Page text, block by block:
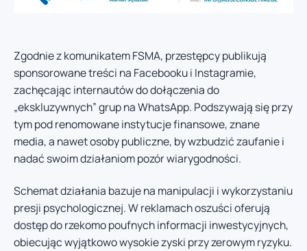
Zgodnie z komunikatem FSMA, przestępcy publikują
sponsorowane treści na Facebooku i Instagramie,
zachęcając internautów do dołączenia do
„ekskluzywnych” grup na WhatsApp. Podszywają się przy
tym pod renomowane instytucje finansowe, znane
media, a nawet osoby publiczne, by wzbudzić zaufanie i
nadać swoim działaniom pozór wiarygodności.
Schemat działania bazuje na manipulacji i wykorzystaniu
presji psychologicznej. W reklamach oszuści oferują
dostęp do rzekomo poufnych informacji inwestycyjnych,
obiecując wyjątkowo wysokie zyski przy zerowym ryzyku.